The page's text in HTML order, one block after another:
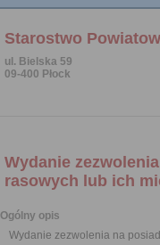
Starostwo
ul. Bielska 59
09-400 Płock
Wydanie
rasowych lub ich
Ogólny opis
Wydanie zezwolenia na